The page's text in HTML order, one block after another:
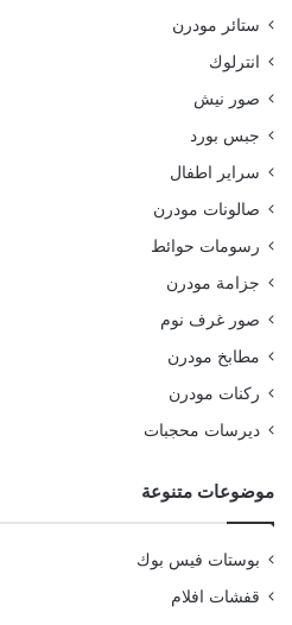
ستائر مودرن
انترلوك
صور نيش
جبس بورد
سراير اطفال
صالونات مودرن
رسومات حوائط
جزامة مودرن
صور غرف نوم
مطابخ مودرن
ركنات مودرن
ديرسات محجبات
موضوعات متنوعة
بوستات فيس بوك
قفشات افلام